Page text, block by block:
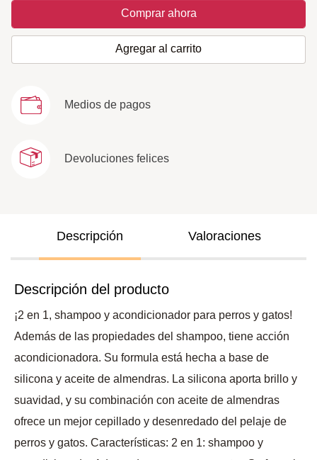
Comprar ahora
Agregar al carrito
Medios de pagos
Devoluciones felices
Descripción Valoraciones
Descripción del producto
¡2 en 1, shampoo y acondicionador para perros y gatos!
Además de las propiedades del shampoo, tiene acción
acondicionadora. Su formula está hecha a base de
silicona y aceite de almendras. La silicona aporta brillo y
suavidad, y su combinación con aceite de almendras
ofrece un mejor cepillado y desenredado del pelaje de
perros y gatos. Características: 2 en 1: shampoo y